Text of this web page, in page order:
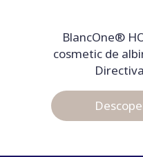
BlancOne®
cosmetic de